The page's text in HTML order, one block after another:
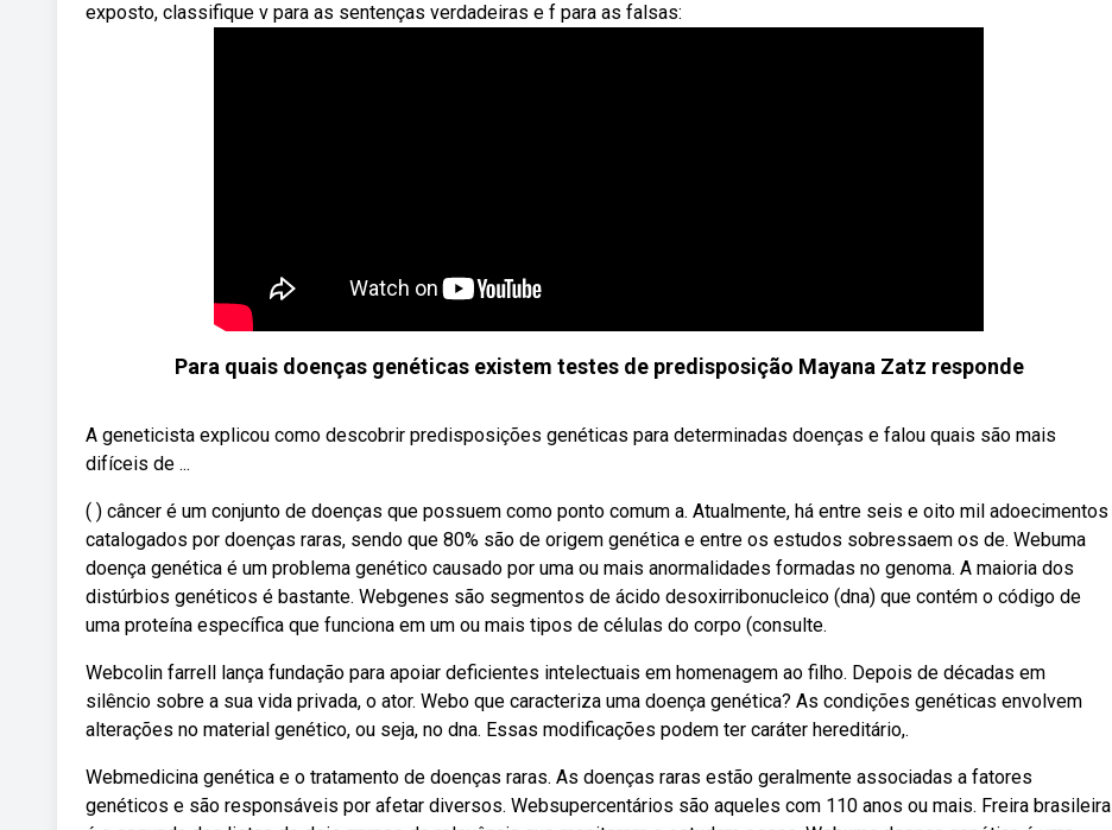
exposto, classifique v para as sentenças verdadeiras e f para as falsas:
Para quais doenças genéticas existem testes de predisposição Mayana Zatz responde
A geneticista explicou como descobrir predisposições genéticas para determinadas doenças e falou quais são mais
difíceis de ...
( ) câncer é um conjunto de doenças que possuem como ponto comum a. Atualmente, há entre seis e oito mil adoecimentos
catalogados por doenças raras, sendo que 80% são de origem genética e entre os estudos sobressaem os de. Webuma
doença genética é um problema genético causado por uma ou mais anormalidades formadas no genoma. A maioria dos
distúrbios genéticos é bastante. Webgenes são segmentos de ácido desoxirribonucleico (dna) que contém o código de
uma proteína específica que funciona em um ou mais tipos de células do corpo (consulte.
Webcolin farrell lança fundação para apoiar deficientes intelectuais em homenagem ao filho. Depois de décadas em
silêncio sobre a sua vida privada, o ator. Webo que caracteriza uma doença genética? As condições genéticas envolvem
alterações no material genético, ou seja, no dna. Essas modificações podem ter caráter hereditário,.
Webmedicina genética e o tratamento de doenças raras. As doenças raras estão geralmente associadas a fatores
genéticos e são responsáveis por afetar diversos. Websupercentários são aqueles com 110 anos ou mais. Freira brasileira